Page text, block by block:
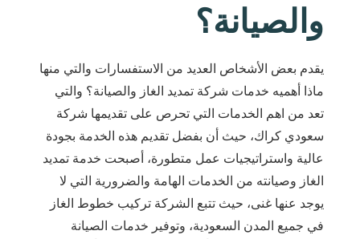
والصيانة؟
يقدم بعض الأشخاص العديد من الاستفسارات والتي منها
ماذا أهميه خدمات شركة تمديد الغاز والصيانة؟ والتي
تعد من اهم الخدمات التي تحرص على تقديمها شركة
سعودي كراك، حيث أن بفضل تقديم هذه الخدمة بجودة
عالية واستراتيجيات عمل متطورة، أصبحت خدمة تمديد
الغاز وصيانته من الخدمات الهامة والضرورية التي لا
يوجد عنها غنى، حيث تتبع الشركة تركيب خطوط الغاز
في جميع المدن السعودية، وتوفير خدمات الصيانة